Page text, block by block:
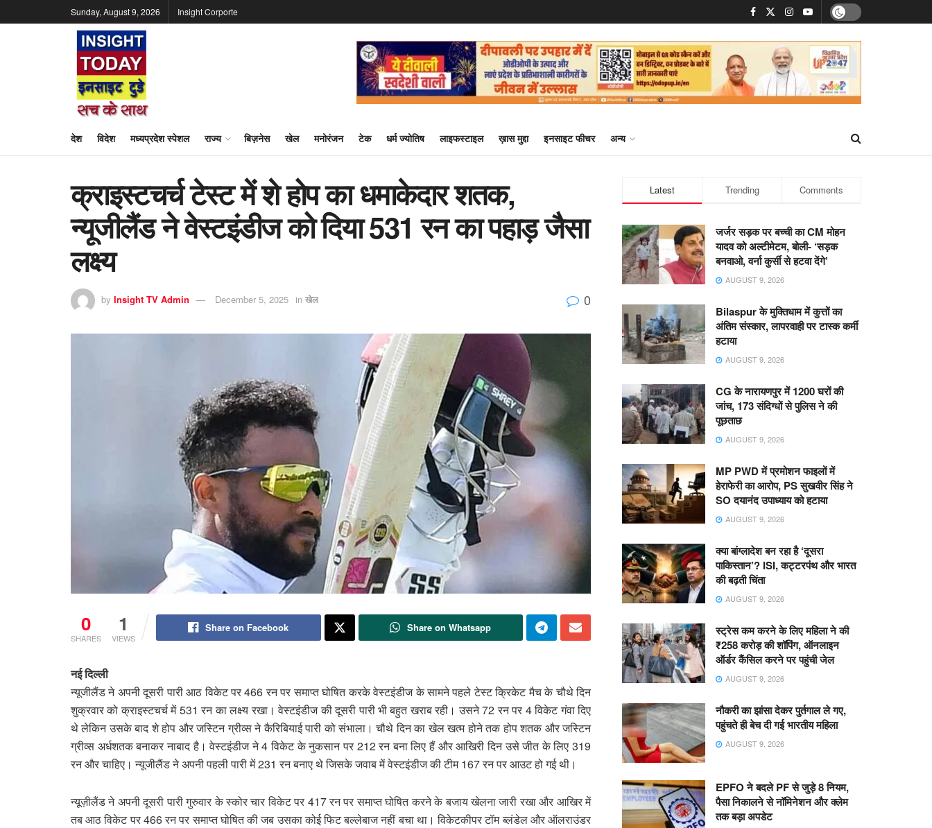
Sunday, August 9, 2026 Insight Corporte
देश विदेश मध्यप्रदेश स्पेशल राज्य बिज़नेस खेल मनोरंजन टेक धर्म ज्योतिष लाइफस्टाइल ख़ास मुद्दा इनसाइट फीचर अन्य
क्राइस्टचर्च टेस्ट में शे होप का धमाकेदार शतक,
न्यूजीलैंड ने वेस्टइंडीज को दिया 531 रन का पहाड़ जैसा
लक्ष्य
by Insight TV Admin December 5, 2025 in खेल 0
0
SHARES
1
VIEWS
Share on Facebook Share on Whatsapp
नई दिल्ली
न्यूजीलैंड ने अपनी दूसरी पारी आठ विकेट पर 466 रन पर समाप्त घोषित करके वेस्टइंडीज के सामने पहले टेस्ट क्रिकेट मैच के चौथे दिन
शुक्रवार को क्राइस्टचर्च में 531 रन का लक्ष्य रखा। वेस्टइंडीज की दूसरी पारी भी बहुत खराब रही। उसने 72 रन पर 4 विकेट गंवा दिए
थे लेकिन उसके बाद शे होप और जस्टिन ग्रीव्स ने कैरिबियाई पारी को संभाला। चौथे दिन का खेल खत्म होने तक होप शतक और जस्टिन
ग्रीव्स अर्धशतक बनाकर नाबाद है। वेस्टइंडीज ने 4 विकेट के नुकसान पर 212 रन बना लिए हैं और आखिरी दिन उसे जीत के लिए 319
रन और चाहिए। न्यूजीलैंड ने अपनी पहली पारी में 231 रन बनाए थे जिसके जवाब में वेस्टइंडीज की टीम 167 रन पर आउट हो गई थी।
न्यूज़ीलैंड ने अपनी दूसरी पारी गुरुवार के स्कोर चार विकेट पर 417 रन पर समाप्त घोषित करने के बजाय खेलना जारी रखा और आखिर में
तब आठ विकेट पर 466 रन पर समाप्त घोषित की जब उसका कोई फिट बल्लेबाज नहीं बचा था। विकेटकीपर टॉम ब्लंडेल और ऑलराउंडर
Latest Trending Comments
जर्जर सड़क पर बच्ची का CM मोहन
यादव को अल्टीमेटम, बोली- ‘सड़क
बनवाओ, वर्ना कुर्सी से हटवा देंगे’
AUGUST 9, 2026
Bilaspur के मुक्तिधाम में कुत्तों का
अंतिम संस्कार, लापरवाही पर टास्क कर्मी
हटाया
AUGUST 9, 2026
CG के नारायणपुर में 1200 घरों की
जांच, 173 संदिग्धों से पुलिस ने की
पूछताछ
AUGUST 9, 2026
MP PWD में प्रमोशन फाइलों में
हेराफेरी का आरोप, PS सुखवीर सिंह ने
SO दयानंद उपाध्याय को हटाया
AUGUST 9, 2026
क्या बांग्लादेश बन रहा है ‘दूसरा
पाकिस्तान’? ISI, कट्टरपंथ और भारत
की बढ़ती चिंता
AUGUST 9, 2026
स्ट्रेस कम करने के लिए महिला ने की
₹258 करोड़ की शॉपिंग, ऑनलाइन
ऑर्डर कैंसिल करने पर पहुंची जेल
AUGUST 9, 2026
नौकरी का झांसा देकर पुर्तगाल ले गए,
पहुंचते ही बेच दी गई भारतीय महिला
AUGUST 9, 2026
EPFO ने बदले PF से जुड़े 8 नियम,
पैसा निकालने से नॉमिनेशन और क्लेम
तक बड़ा अपडेट